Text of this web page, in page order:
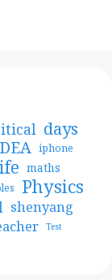
days
iphone
maths
Physics
shenyang
Test